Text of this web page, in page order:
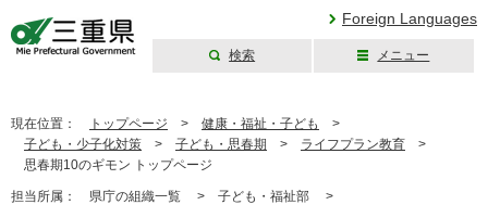
Foreign Languages
検索 メニュー
現在位置： トップページ > 健康・福祉・子ども
>
子ども・少子化対策 > 子ども・思春期 > ライフプラン教育 >
思春期10のギモン トップページ
担当所属： 県庁の組織一覧 > 子ども・福祉部 >